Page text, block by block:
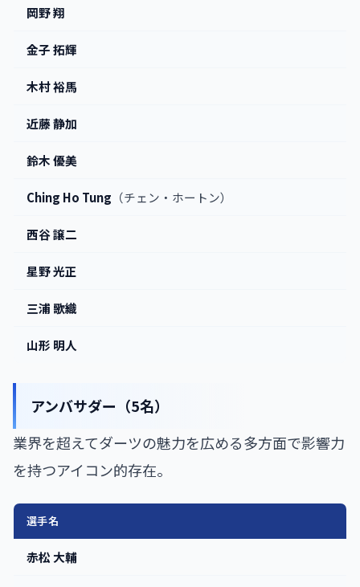
岡野 翔
金子 拓輝
木村 裕馬
近藤 静加
鈴木 優美
Ching Ho Tung （チェン・ホートン）
西谷 譲二
星野 光正
三浦 歌織
山形 明人
アンバサダー（5名）
業界を超えてダーツの魅力を広める多方面で影響力
を持つアイコン的存在。
選手名
赤松 大輔